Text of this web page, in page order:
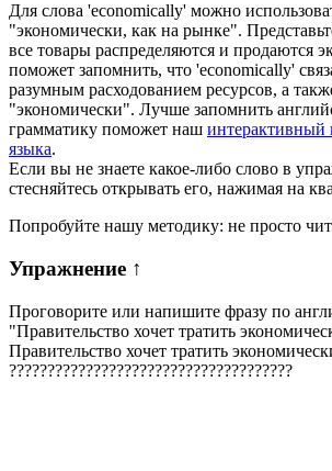
Для слова 'economically' можно
"экономически, как на рынке".
все товары распределяются и продаются
поможет запомнить, что 'economically'
разумным расходованием ресурсов, а
"экономически". Лучше запомнить
грамматику поможет наш интерактивный
языка.
Если вы не знаете какое-либо слово в
стесняйтесь открывать его, нажимая на
Попробуйте нашу методику: не просто
Упражнение ↑
Проговорите или напишите фразу по
"Правительство хочет тратить
Правительство хочет тратить
?????????????????????????????????????